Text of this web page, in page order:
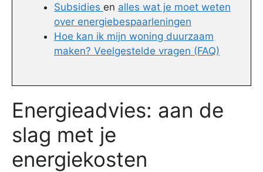
Subsidies en alles wat je moet weten
over energiebespaarleningen
Hoe kan ik mijn woning duurzaam
maken? Veelgestelde vragen (FAQ)
Energieadvies: aan de
slag met je
energiekosten